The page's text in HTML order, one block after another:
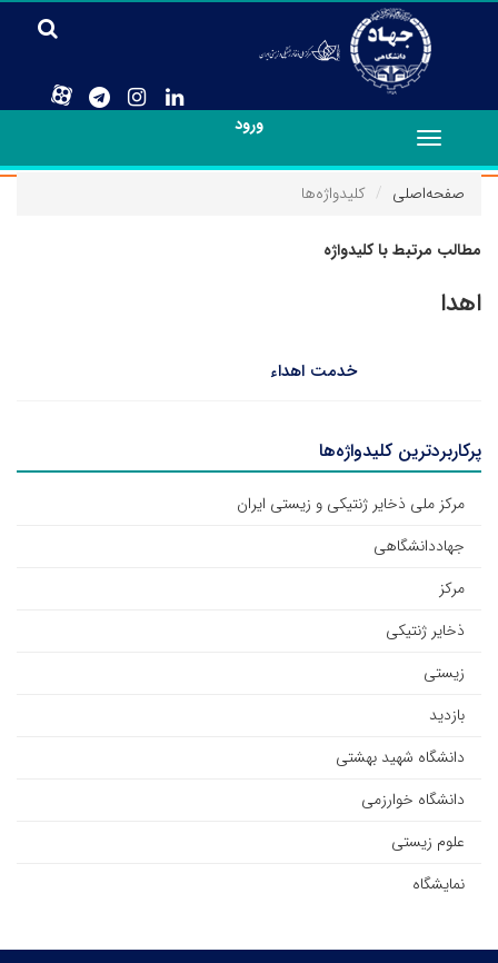
ورود
Toggle
navigation
صفحه‌اصلی
کلیدواژه‌ها
مطالب مرتبط با کلیدواژه
اهدا
خدمت اهداء
پرکاربردترین کلیدواژه‌ها
مرکز ملی ذخایر ژنتیکی و زیستی ایران
جهاددانشگاهی
مرکز
ذخایر ژنتیکی
زیستی
بازدید
دانشگاه شهید بهشتی
دانشگاه خوارزمی
علوم زیستی
نمایشگاه